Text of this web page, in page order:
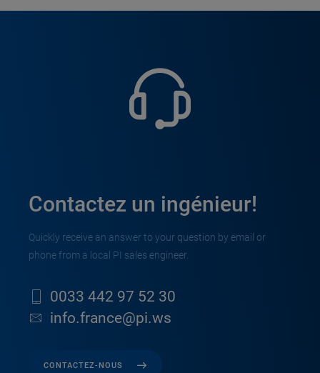
Contactez un ingénieur!
Quickly receive an answer to your question by email or
phone from a local PI sales engineer.
0033 442 97 52 30
info.france@pi.ws
CONTACTEZ-NOUS